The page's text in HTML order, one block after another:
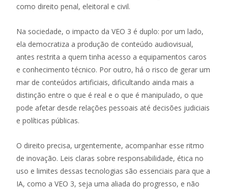
como direito penal, eleitoral e civil.
Na sociedade, o impacto da VEO 3 é duplo: por um lado,
ela democratiza a produção de conteúdo audiovisual,
antes restrita a quem tinha acesso a equipamentos caros
e conhecimento técnico. Por outro, há o risco de gerar um
mar de conteúdos artificiais, dificultando ainda mais a
distinção entre o que é real e o que é manipulado, o que
pode afetar desde relações pessoais até decisões judiciais
e políticas públicas.
O direito precisa, urgentemente, acompanhar esse ritmo
de inovação. Leis claras sobre responsabilidade, ética no
uso e limites dessas tecnologias são essenciais para que a
IA, como a VEO 3, seja uma aliada do progresso, e não